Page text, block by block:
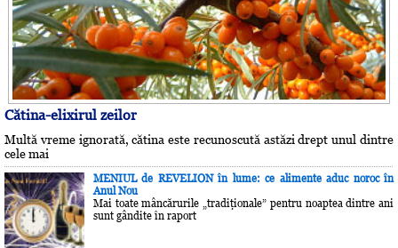
Cătina-elixirul zeilor
Multă vreme ignorată, cătina este recunoscută astăzi drept unul dintre
cele mai
MENIUL de REVELION în lume: ce alimente aduc noroc în
Anul Nou
Mai toate mâncărurile „tradiţionale” pentru noaptea dintre ani
sunt gândite în raport